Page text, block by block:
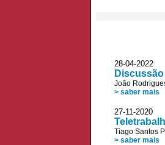
28-04-
João
> saber mais
27-11-
Tiago Santos
> saber mais